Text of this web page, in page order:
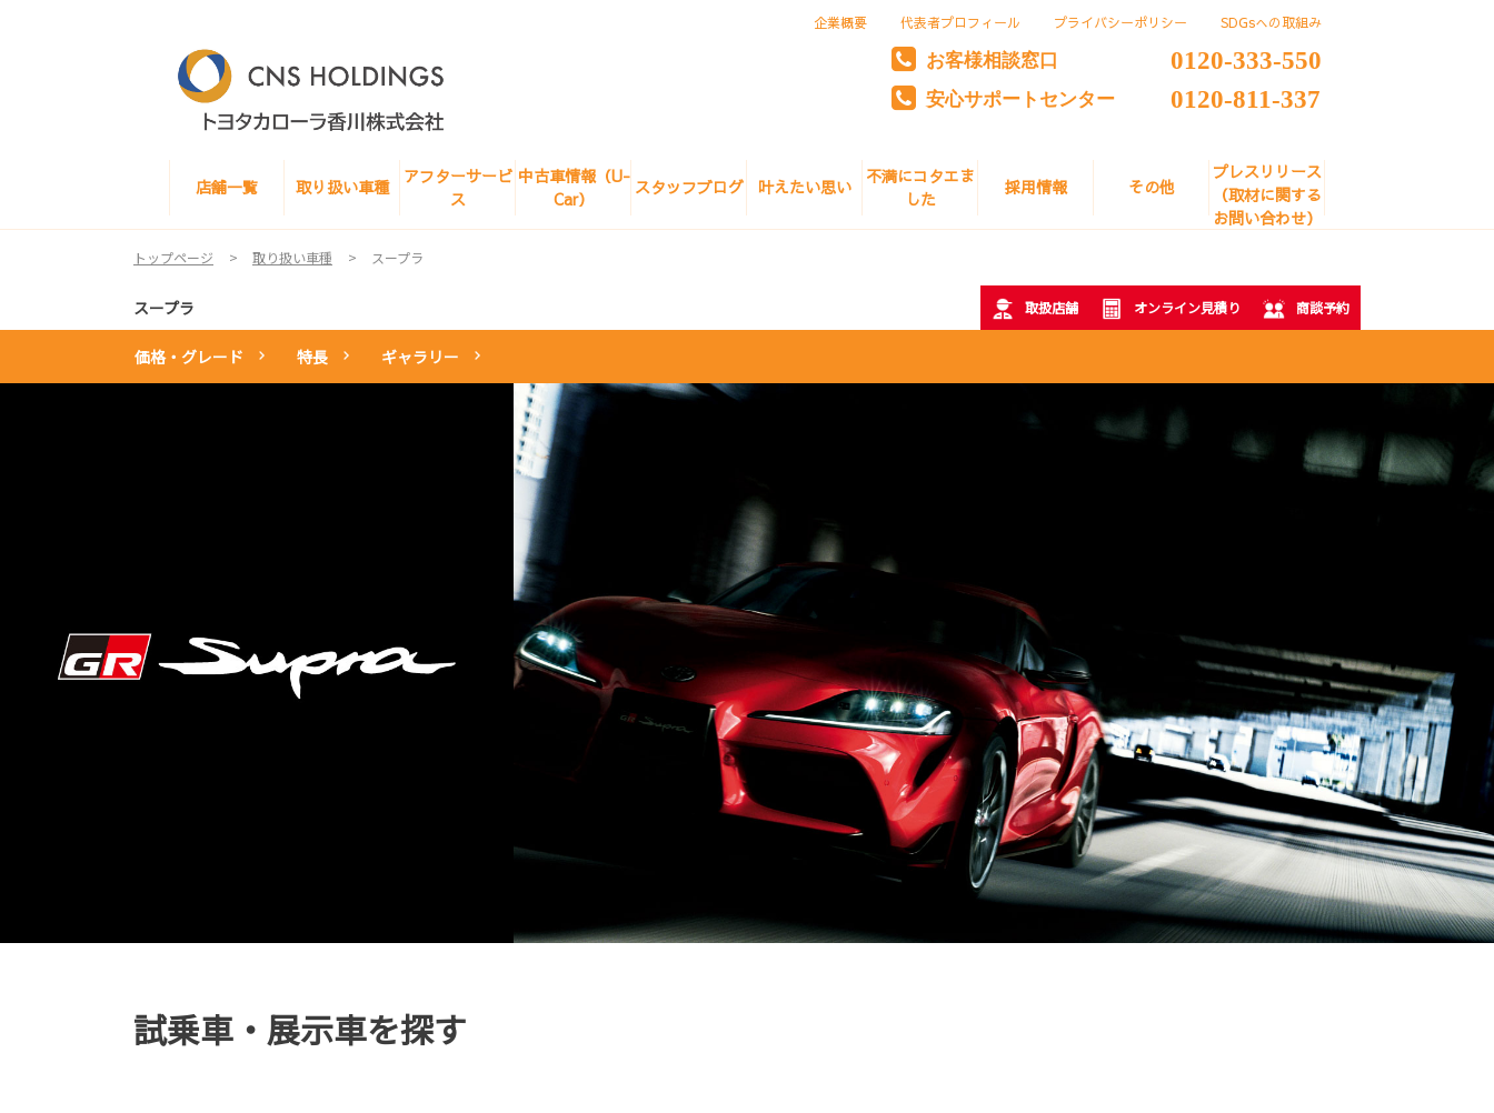
お客様相談窓口 0120-333-550
安心サポートセンター 0120-811-337
店舗一覧 取り扱い車種
アフターサービ
ス
中古車情報（U-
Car）
スタッフブログ 叶えたい思い
不満にコタエま
した
採用情報 その他
プレスリリース
（取材に関する
お問い合わせ）
企業概要 代表者プロフィール プライバシーポリシー SDGsへの取組み
トップページ 取り扱い車種 スープラ
スープラ 取扱店舗 オンライン見積り 商談予約
価格・グレード 特長 ギャラリー
試乗車・展示車を探す